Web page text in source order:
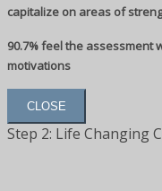
capitalize on areas of
90.7% feel the assessment
motivations
CLOSE
Step 2: Life Changing